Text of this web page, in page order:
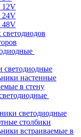
12V
24V
48V
светодиодные
настенные
в стену
светодиодные
столбики
встраиваемые в